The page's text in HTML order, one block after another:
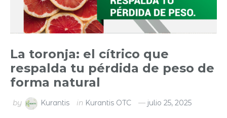
La toronja: el cítrico que
respalda tu pérdida de peso de
forma natural
by Kurantis in Kurantis OTC julio 25, 2025